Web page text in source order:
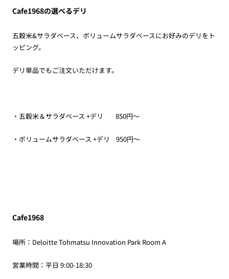
Cafe1968の選べるデリ
五穀米&サラダベース、ボリュームサラダベースにお好みのデリをト
ッピング。
デリ単品でもご注文いただけます。
・五穀米＆サラダベース +デリ 850円～
・ボリュームサラダベース +デリ 950円～
Cafe1968
場所：Deloitte Tohmatsu Innovation Park Room A
営業時間：平日 9:00-18:30